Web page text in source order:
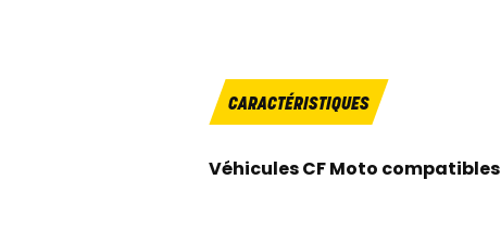
CARACTÉRISTIQUES
Véhicules CF Moto compatibles